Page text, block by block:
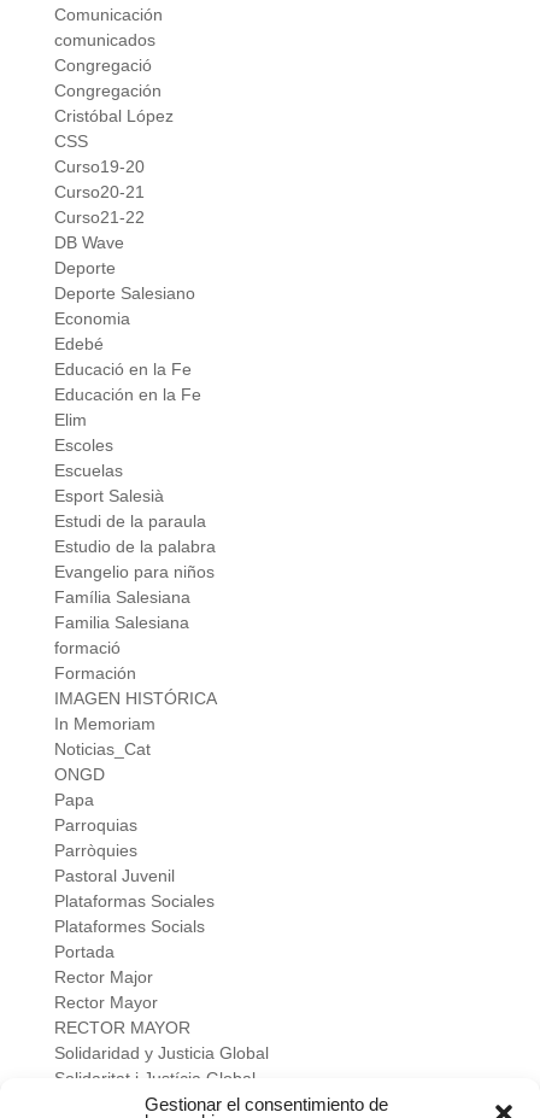
Gestionar el consentimiento de
Comunicación
comunicados
Congregació
Congregación
Cristóbal López
CSS
Curso19-20
Curso20-21
Curso21-22
DB Wave
Deporte
Deporte Salesiano
Economia
Edebé
Educació en la Fe
Educación en la Fe
Elim
Escoles
Escuelas
Esport Salesià
Estudi de la paraula
Estudio de la palabra
Evangelio para niños
Família Salesiana
Familia Salesiana
formació
Formación
IMAGEN HISTÓRICA
In Memoriam
Noticias_Cat
ONGD
Papa
Parroquias
Parròquies
Pastoral Juvenil
Plataformas Sociales
Plataformes Socials
Portada
Rector Major
Rector Mayor
RECTOR MAYOR
Solidaridad y Justicia Global
Solidaritat i Justícia Global